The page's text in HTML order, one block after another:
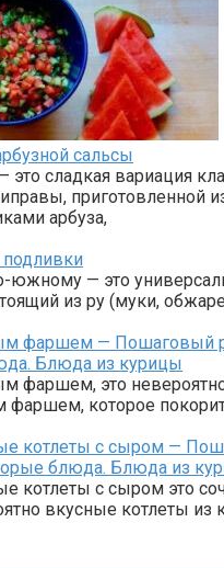
сальсы
это сладкая вариация
приготовленной
арбуза,
подливки
южному — это
из ру (муки,
фаршем — Пошаговый
Блюда из курицы
фаршем, это
которое
котлеты с сыром —
блюда. Блюда из
котлеты с сыром это
вкусные котлеты из